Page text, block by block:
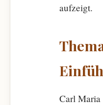
aufzeigt.
Carl Maria